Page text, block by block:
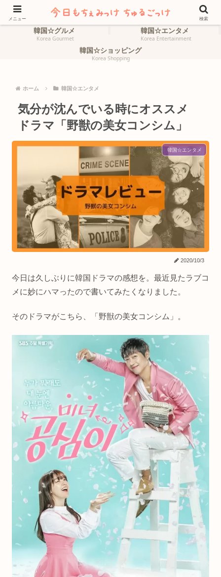
ホーム
HOME
韓国☆旅行
韓国☆グルメ
Korea Gourmet
韓国☆エンタメ
Korea Entertainment
韓国☆ショッピング
Korea Shopping
ホーム 韓国☆エンタメ
気分が沈んでいる時にオススメ
ドラマ「野獣の美女コンシム」
韓国☆エンタメ
2020/10/3
今日は久しぶりに韓国ドラマの感想を。最近見たラブコ
メに妙にハマったので書いてみたくなりました。
そのドラマがこちら、「野獣の美女コンシム」。
メニュー 検索